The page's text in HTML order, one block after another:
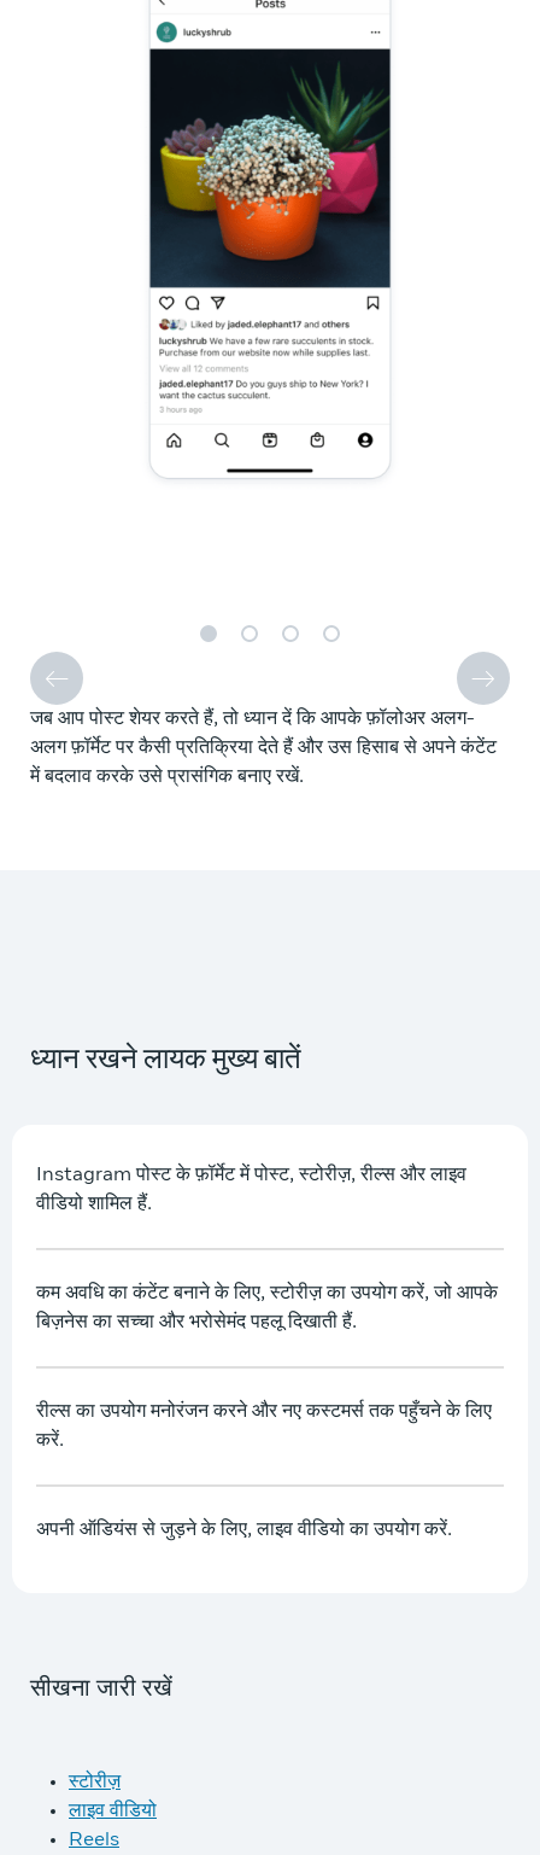
जब आप पोस्ट शेयर करते हैं, तो ध्यान दें कि आपके फ़ॉलोअर अलग-
अलग फ़ॉर्मेट पर कैसी प्रतिक्रिया देते हैं और उस हिसाब से अपने कंटेंट
में बदलाव करके उसे प्रासंगिक बनाए रखें.
ध्यान रखने लायक मुख्य बातें
Instagram पोस्ट के फ़ॉर्मेट में पोस्ट, स्टोरीज़, रील्स और लाइव
वीडियो शामिल हैं.
कम अवधि का कंटेंट बनाने के लिए, स्टोरीज़ का उपयोग करें, जो आपके
बिज़नेस का सच्चा और भरोसेमंद पहलू दिखाती हैं.
रील्स का उपयोग मनोरंजन करने और नए कस्टमर्स तक पहुँचने के लिए
करें.
अपनी ऑडियंस से जुड़ने के लिए, लाइव वीडियो का उपयोग करें.
सीखना जारी रखें
स्टोरीज़
लाइव वीडियो
Reels